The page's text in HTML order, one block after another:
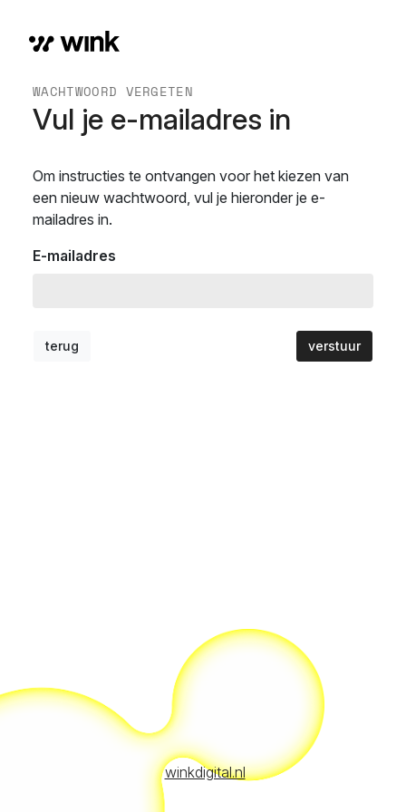
WACHTWOORD VERGETEN
Vul je e-mailadres in
Om instructies te ontvangen voor het kiezen van
een nieuw wachtwoord, vul je hieronder je e-
mailadres in.
E-mailadres
terug verstuur
winkdigital.nl